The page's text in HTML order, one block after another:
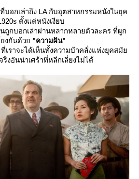
ที่บอกเล่าถึง LA กับอุตสาหกรรมหนังในยุค
ตั้งแต่หนังเงียบ
ถูกบอกเล่าผ่านหลากหลายตัวละคร ที่ผูก
กันด้ว "ความฝัน"
เราจะได้เห็นทั้งความบ้าคลั่งแห่งยุคสมั
งอันน่าเศร้าที่หลีกเลี่ยงไม่ได้